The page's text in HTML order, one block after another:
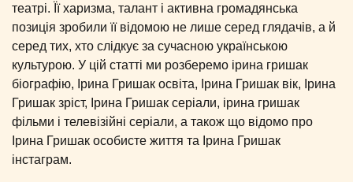
театрі. Її харизма, талант і активна громадянська
позиція зробили її відомою не лише серед глядачів, а й
серед тих, хто слідкує за сучасною українською
культурою. У цій статті ми розберемо ірина гришак
біографію, Ірина Гришак освіта, Ірина Гришак вік, Ірина
Гришак зріст, Ірина Гришак серіали, ірина гришак
фільми і телевізійні серіали, а також що відомо про
Ірина Гришак особисте життя та Ірина Гришак
інстаграм.